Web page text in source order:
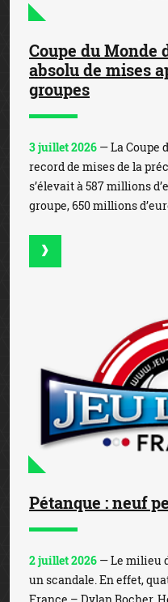
Coupe du Monde
absolu de mises
groupes
3 juillet 2026 — La Coupe
record de mises de la
s’élevait à 587 millions
groupe, 650 millions
Pétanque : neuf
2 juillet 2026 — Le milieu
un scandale. En effet,